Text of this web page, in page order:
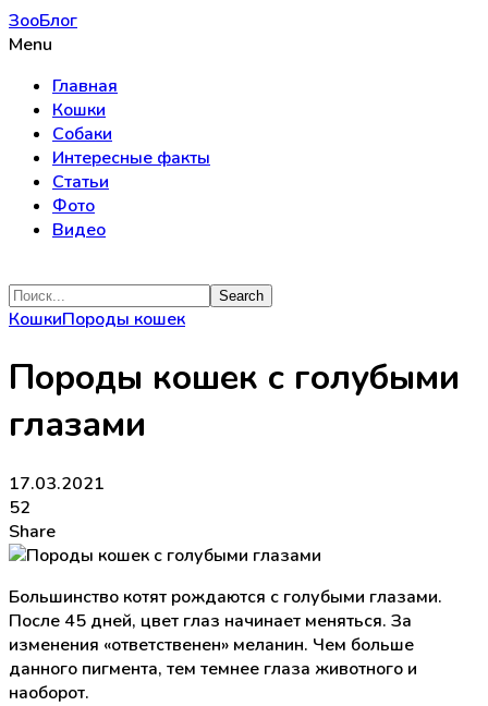
ЗооБлог
Menu
Главная
Кошки
Собаки
Интересные факты
Статьи
Фото
Видео
КошкиПороды кошек
Породы кошек с голубыми
глазами
17.03.2021
52
Share
Большинство котят рождаются с голубыми глазами.
После 45 дней, цвет глаз начинает меняться. За
изменения «ответственен» меланин. Чем больше
данного пигмента, тем темнее глаза животного и
наоборот.